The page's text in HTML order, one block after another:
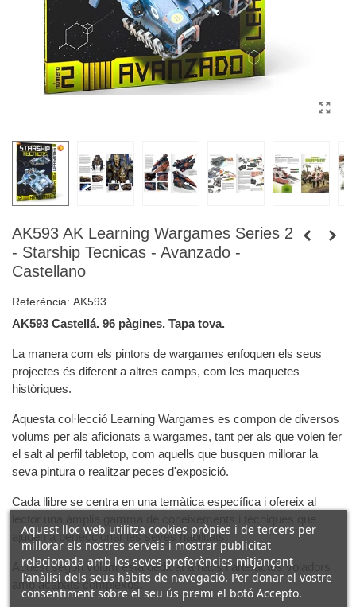
AK593 AK Learning Wargames Series 2
- Starship Tecnicas - Avanzado -
Castellano
Referència: AK593
AK593 Castellá. 96 pàgines. Tapa tova.
La manera com els pintors de wargames enfoquen els seus
projectes és diferent a altres camps, com les maquetes
històriques.
Aquesta col·lecció Learning Wargames es compon de diversos
volums per als aficionats a wargames, tant per als que volen fer
el salt al perfil tabletop, com aquells que busquen millorar la
seva pintura o realitzar peces d'exposició.
Cada llibre se centra en una temàtica específica i ofereix al
ajuden a perfeccionar les seves habilitats.
Aquest segon volum està dedicat a naus i artefactes voladors
amb acabats complexos.
Aquest lloc web utilitza cookies pròpies i de tercers per
millorar els nostres serveis i mostrar publicitat
relacionada amb les seves preferències mitjançant
l'anàlisi dels seus hàbits de navegació. Per donar el vostre
consentiment sobre el seu ús premi el botó Accepto.